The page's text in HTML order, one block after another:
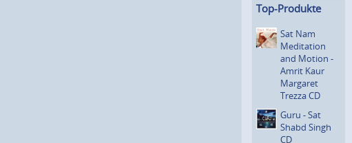
Top-Produkte
Sat Nam
Meditation
and Motion -
Amrit Kaur
Margaret
Trezza CD
Guru - Sat
Shabd Singh
CD